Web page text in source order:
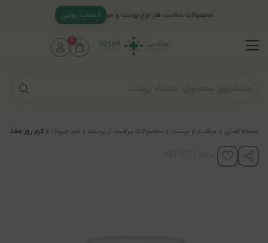
صفحه اصلی مراقبت از پوست محصولات مراقبت از پوست ضد چروک کرم روز مغذی
محصولات مناسب هر نوع پوست و مو انتخاب روتین
0